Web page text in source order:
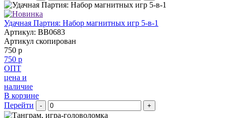
Удачная Партия: Набор магнитных игр 5-в-1
Артикул: BB0683
Артикул скопирован
750 р
750 р
ОПТ
цена и
наличие
В корзине
Перейти
- +